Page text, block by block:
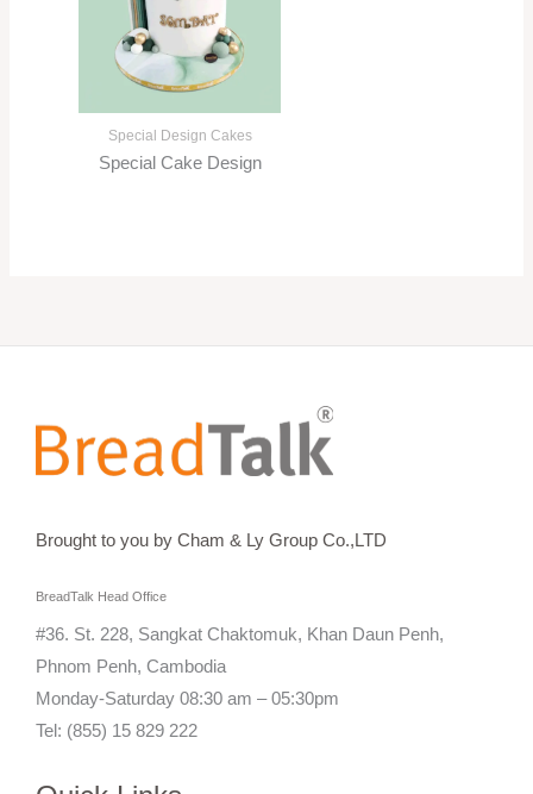
Special Design Cakes
Special Cake Design
Brought to you by Cham & Ly Group Co.,LTD
BreadTalk Head Office
#36. St. 228, Sangkat Chaktomuk, Khan Daun Penh,
Phnom Penh, Cambodia
Monday-Saturday 08:30 am – 05:30pm
Tel: (855) 15 829 222